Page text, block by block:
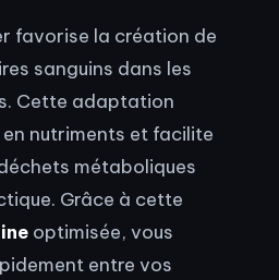
favorise la création de
sanguins dans les
Cette adaptation
en nutriments et facilite
métaboliques
Grâce à cette
optimisée, vous
entre vos